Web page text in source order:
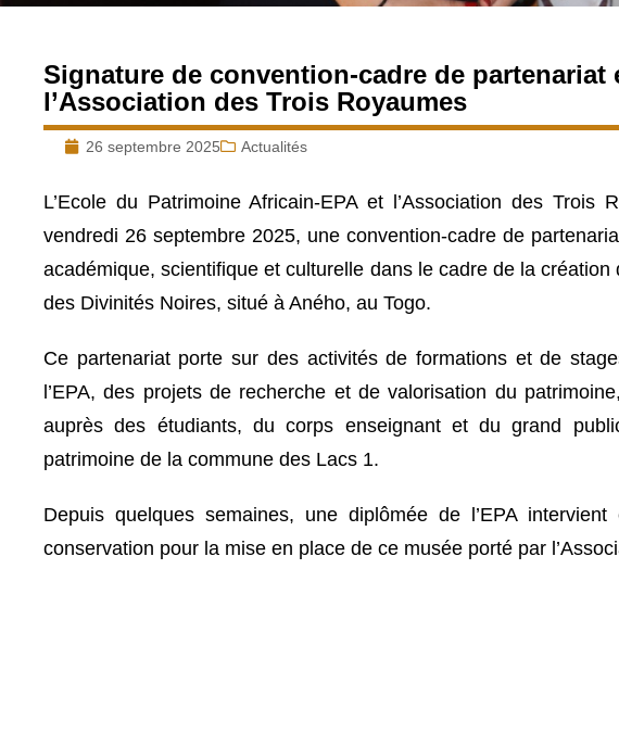
Signature de convention-cadre de partenariat
l’Association des Trois Royaumes
26 septembre 2025 Actualités
L’Ecole du Patrimoine Africain-EPA et l’Association des Trois
vendredi 26 septembre 2025, une convention-cadre de
académique, scientifique et culturelle dans le cadre de la création
des Divinités Noires, situé à Aného, au Togo.
Ce partenariat porte sur des activités de formations et de
l’EPA, des projets de recherche et de valorisation du
auprès des étudiants, du corps enseignant et du grand
patrimoine de la commune des Lacs 1.
Depuis quelques semaines, une diplômée de l’EPA
conservation pour la mise en place de ce musée porté par